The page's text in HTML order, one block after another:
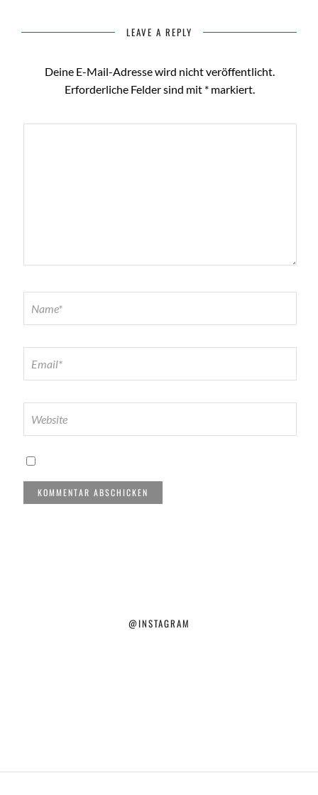
LEAVE A REPLY
Deine E-Mail-Adresse wird nicht veröffentlicht.
Erforderliche Felder sind mit * markiert.
@INSTAGRAM